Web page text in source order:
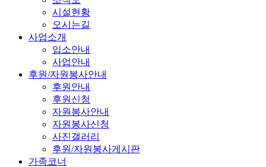
시설현황
오시는길
사업소개
입소안내
사업안내
후원/자원봉사안내
후원안내
후원신청
자원봉사안내
자원봉사신청
사진갤러리
후원/자원봉사게시판
가족코너